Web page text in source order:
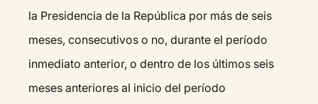
la Presidencia de la República por más de seis
meses, consecutivos o no, durante el período
inmediato anterior, o dentro de los últimos seis
meses anteriores al inicio del período